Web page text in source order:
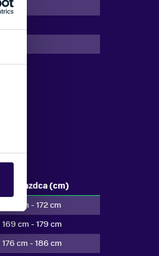
Výška jazdca (cm)
162 cm - 172 cm
169 cm - 179 cm
176 cm - 186 cm